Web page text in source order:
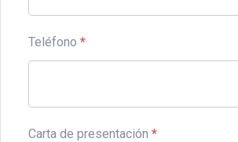
Teléfono *
Carta de presentación *